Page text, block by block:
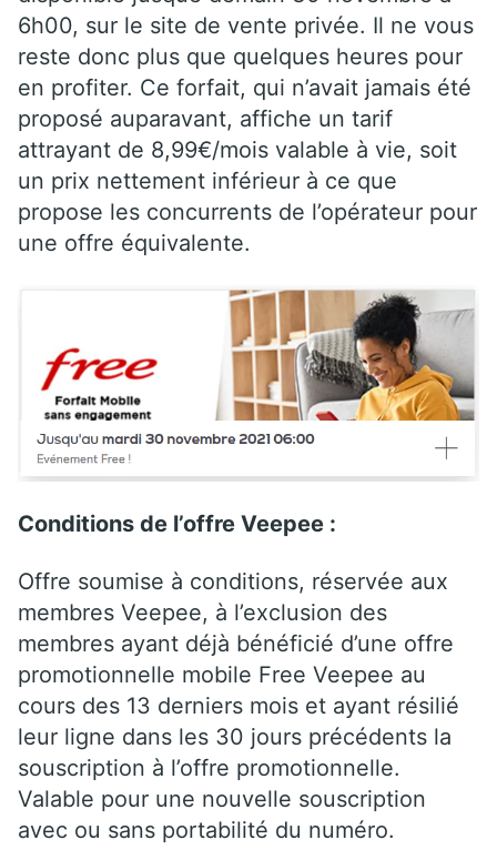
6h00, sur le site de vente privée. Il ne vous
reste donc plus que quelques heures pour
en profiter. Ce forfait, qui n’avait jamais été
proposé auparavant, affiche un tarif
attrayant de 8,99€/mois valable à vie, soit
un prix nettement inférieur à ce que
propose les concurrents de l’opérateur pour
une offre équivalente.
Conditions de l’offre Veepee :
Offre soumise à conditions, réservée aux
membres Veepee, à l’exclusion des
membres ayant déjà bénéficié d’une offre
promotionnelle mobile Free Veepee au
cours des 13 derniers mois et ayant résilié
leur ligne dans les 30 jours précédents la
souscription à l’offre promotionnelle.
Valable pour une nouvelle souscription
avec ou sans portabilité du numéro.